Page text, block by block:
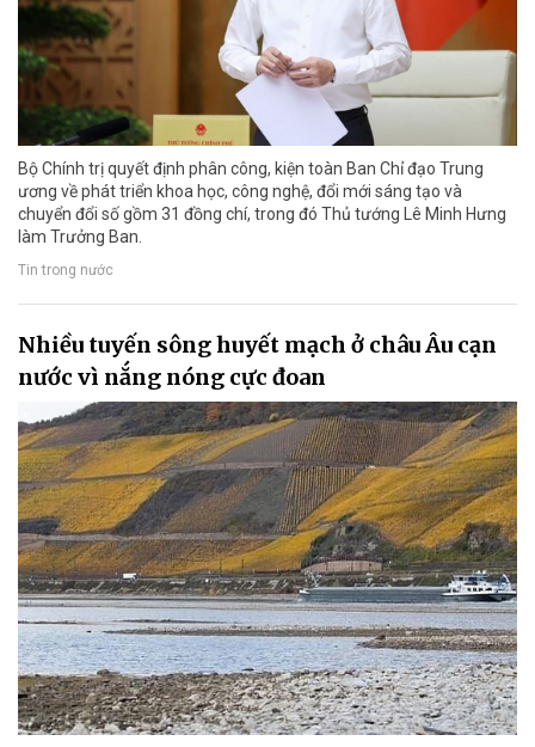
Bộ Chính trị quyết định phân công, kiện toàn Ban Chỉ đạo Trung
ương về phát triển khoa học, công nghệ, đổi mới sáng tạo và
chuyển đổi số gồm 31 đồng chí, trong đó Thủ tướng Lê Minh Hưng
làm Trưởng Ban.
Tin trong nước
Nhiều tuyến sông huyết mạch ở châu Âu cạn
nước vì nắng nóng cực đoan